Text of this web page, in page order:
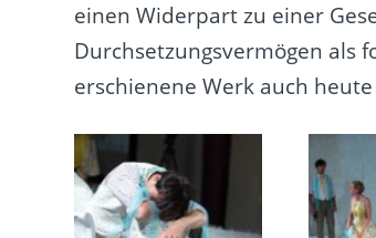
einen Widerpart zu einer
Durchsetzungsvermögen als
erschienene Werk auch